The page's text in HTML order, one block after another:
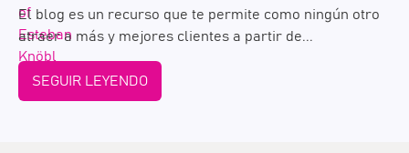
El blog es un recurso que te permite como ningún otro
atraer a más y mejores clientes a partir de...
SEGUIR LEYENDO